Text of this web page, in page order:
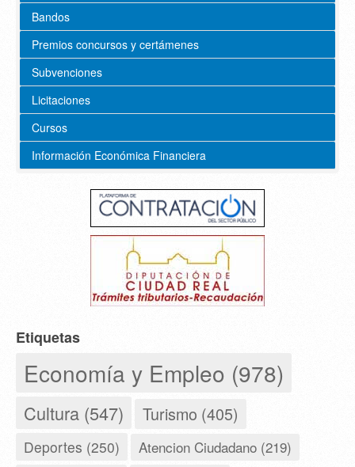
Bandos
Premios concursos y certámenes
Subvenciones
Licitaciones
Cursos
Información Económica Financiera
Etiquetas
Economía y Empleo (978)
Cultura (547) Turismo (405)
Deportes (250) Atencion Ciudadano (219)